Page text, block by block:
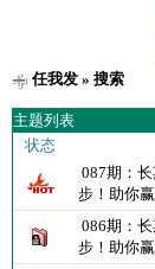
任我发» 搜索
主题列表
状态
087期：
步！助你
086期：
步！助你